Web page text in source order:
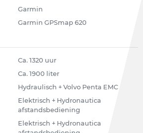
Garmin
Garmin GPSmap 620
Ca. 1320 uur
Ca. 1900 liter
Hydraulisch + Volvo Penta EMC
Elektrisch + Hydronautica
afstandsbediening
Elektrisch + Hydronautica